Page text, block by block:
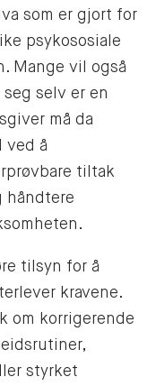
som er gjort for
psykososiale
Mange vil også
selv er en
må da
ved å
tiltak
håndtere
tilsyn for å
kravene.
om korrigerende
styrket